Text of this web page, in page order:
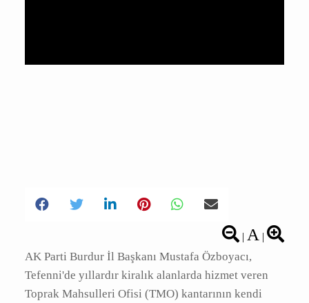
|A
AK Parti Burdur İl Başkanı Mustafa Özboyacı,
Tefenni'de yıllardır kiralık alanlarda hizmet